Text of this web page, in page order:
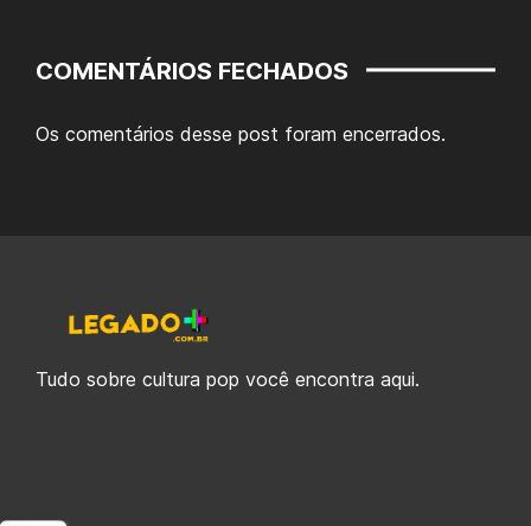
COMENTÁRIOS FECHADOS
Os comentários desse post foram encerrados.
Tudo sobre cultura pop você encontra aqui.